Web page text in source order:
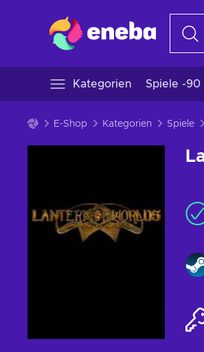
Kategorien Spiele -90
E-Shop Kategorien Spiele